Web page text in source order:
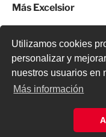
Utilizamos cookies
personalizar y
nuestros usuarios en
Más información
Más Excelsior
© 2026 Todos los
o parcial,